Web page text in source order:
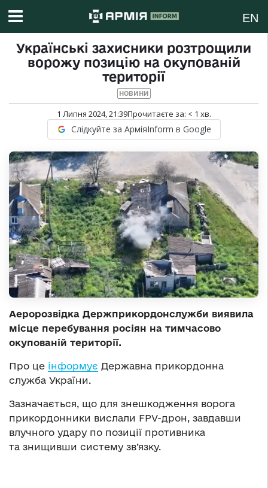
EN
Українські захисники розтрощили
ворожу позицію на окупованій
території
НОВИНИ
1 Липня 2024, 21:39Прочитаєте за: < 1 хв.
Слідкуйте за АрміяInform в Google
Аеророзвідка Держприкордонслужби виявила
місце перебування росіян на тимчасово
окупованій території.
Про це інформує Державна прикордонна
служба України.
Зазначається, що для знешкодження ворога
прикордонники вислали FPV-дрон, завдавши
влучного удару по позиції противника
та знищивши систему зв’язку.